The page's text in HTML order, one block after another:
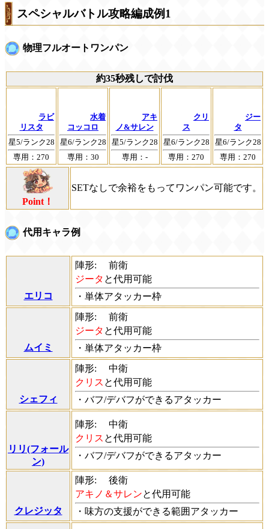
スペシャルバトル攻略編成例1
物理フルオートワンパン
約35秒残しで討伐
ラビ
リスタ
星5/ランク28
専用：270
水着
コッコロ
星6/ランク28
専用：30
アキ
ノ&サレン
星5/ランク28
専用：-
クリ
ス
星6/ランク28
専用：270
ジー
タ
星6/ランク28
専用：270
Point！
SETなしで余裕をもってワンパン可能です。
代用キャラ例
エリコ
陣形:
前衛
ジータ と代用可能
・単体アタッカー枠
ムイミ
陣形:
前衛
ジータ と代用可能
・単体アタッカー枠
シェフィ
陣形:
中衛
クリス と代用可能
・バフ/デバフができるアタッカー
リリ(フォール
ン)
陣形:
中衛
クリス と代用可能
・バフ/デバフができるアタッカー
クレジッタ
陣形:
後衛
アキノ＆サレンと代用可能
・味方の支援ができる範囲アタッカー